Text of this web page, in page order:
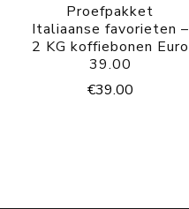
Proefpakket
Italiaanse favorieten –
2 KG koffiebonen Euro
39.00
€39.00